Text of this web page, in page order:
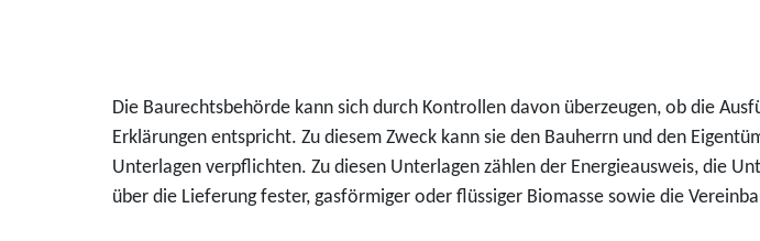
Die Baurechtsbehörde kann sich durch Kontrollen davon überzeugen, ob die
Erklärungen entspricht. Zu diesem Zweck kann sie den Bauherrn und den
Unterlagen verpflichten. Zu diesen Unterlagen zählen der Energieausweis, die
über die Lieferung fester, gasförmiger oder flüssiger Biomasse sowie die